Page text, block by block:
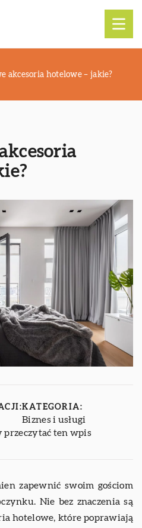
akcesoria hotelowe – jakie?
KATEGORIA:
Biznes i usługi
przeczytać ten wpis
zapewnić swoim gościom
Nie bez znaczenia są
hotelowe, które poprawiają